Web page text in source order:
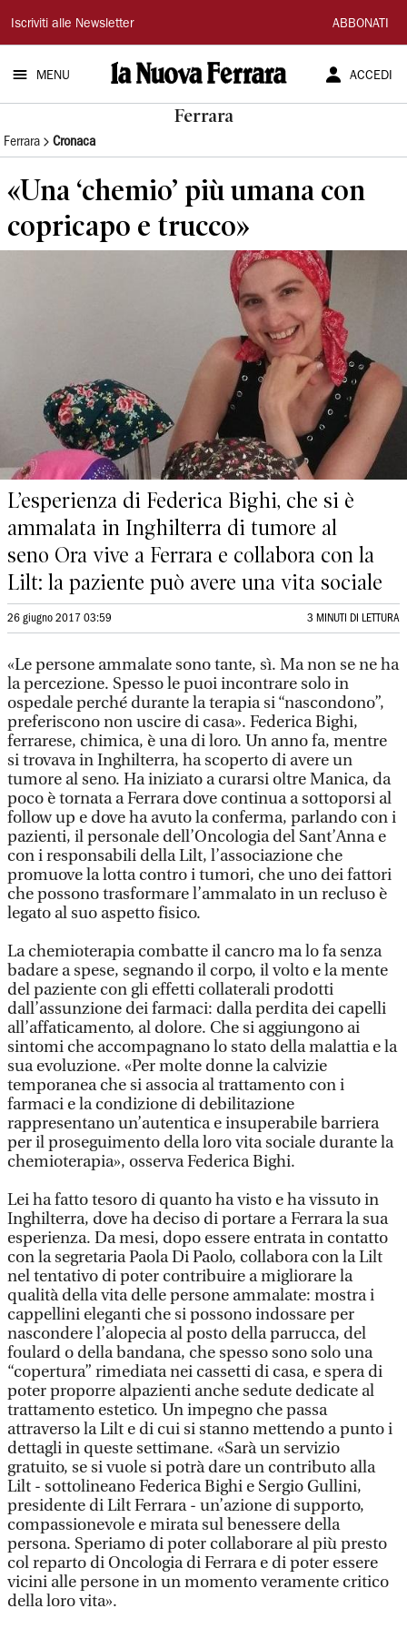
La
Nuova
Ferrara
Iscriviti alle Newsletter ABBONATI
MENU ACCEDI
Ferrara
Ferrara Cronaca
«Una ‘chemio’ più umana con
copricapo e trucco»
L’esperienza di Federica Bighi, che si è
ammalata in Inghilterra di tumore al
seno Ora vive a Ferrara e collabora con la
Lilt: la paziente può avere una vita sociale
26 giugno 2017 03:59 3 MINUTI DI LETTURA
«Le persone ammalate sono tante, sì. Ma non se ne ha
la percezione. Spesso le puoi incontrare solo in
ospedale perché durante la terapia si “nascondono”,
preferiscono non uscire di casa». Federica Bighi,
ferrarese, chimica, è una di loro. Un anno fa, mentre
si trovava in Inghilterra, ha scoperto di avere un
tumore al seno. Ha iniziato a curarsi oltre Manica, da
poco è tornata a Ferrara dove continua a sottoporsi al
follow up e dove ha avuto la conferma, parlando con i
pazienti, il personale dell’Oncologia del Sant’Anna e
con i responsabili della Lilt, l’associazione che
promuove la lotta contro i tumori, che uno dei fattori
che possono trasformare l’ammalato in un recluso è
legato al suo aspetto fisico.
La chemioterapia combatte il cancro ma lo fa senza
badare a spese, segnando il corpo, il volto e la mente
del paziente con gli effetti collaterali prodotti
dall’assunzione dei farmaci: dalla perdita dei capelli
all’affaticamento, al dolore. Che si aggiungono ai
sintomi che accompagnano lo stato della malattia e la
sua evoluzione. «Per molte donne la calvizie
temporanea che si associa al trattamento con i
farmaci e la condizione di debilitazione
rappresentano un’autentica e insuperabile barriera
per il proseguimento della loro vita sociale durante la
chemioterapia», osserva Federica Bighi.
Lei ha fatto tesoro di quanto ha visto e ha vissuto in
Inghilterra, dove ha deciso di portare a Ferrara la sua
esperienza. Da mesi, dopo essere entrata in contatto
con la segretaria Paola Di Paolo, collabora con la Lilt
nel tentativo di poter contribuire a migliorare la
qualità della vita delle persone ammalate: mostra i
cappellini eleganti che si possono indossare per
nascondere l’alopecia al posto della parrucca, del
foulard o della bandana, che spesso sono solo una
“copertura” rimediata nei cassetti di casa, e spera di
poter proporre alpazienti anche sedute dedicate al
trattamento estetico. Un impegno che passa
attraverso la Lilt e di cui si stanno mettendo a punto i
dettagli in queste settimane. «Sarà un servizio
gratuito, se si vuole si potrà dare un contributo alla
Lilt - sottolineano Federica Bighi e Sergio Gullini,
presidente di Lilt Ferrara - un’azione di supporto,
compassionevole e mirata sul benessere della
persona. Speriamo di poter collaborare al più presto
col reparto di Oncologia di Ferrara e di poter essere
vicini alle persone in un momento veramente critico
della loro vita».